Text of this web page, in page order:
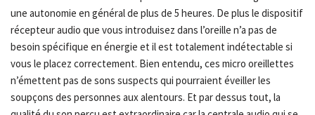
une autonomie en général de plus de 5 heures. De plus le dispositif
récepteur audio que vous introduisez dans l’oreille n’a pas de
besoin spécifique en énergie et il est totalement indétectable si
vous le placez correctement. Bien entendu, ces micro oreillettes
n’émettent pas de sons suspects qui pourraient éveiller les
soupçons des personnes aux alentours. Et par dessus tout, la